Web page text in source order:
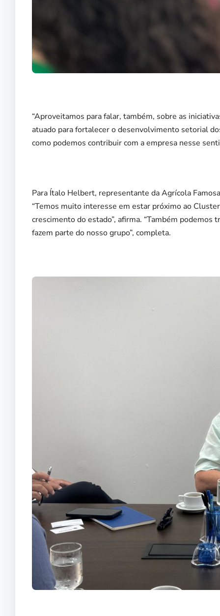
“Aproveitamos para falar, também, sobre as
atuado para fortalecer o desenvolvimento setorial
como podemos contribuir com a empresa nesse
Para Ítalo Helbert, representante da Agrícola
“Temos muito interesse em estar próximo ao
crescimento do estado”, afirma. “Também
fazem parte do nosso grupo”, completa.